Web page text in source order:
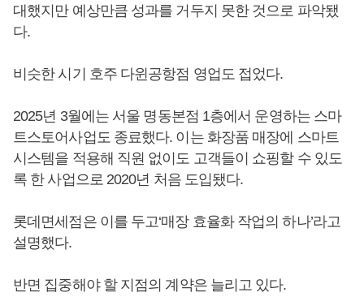
대했지만 예상만큼 성과를 거두지 못한 것으로 파악됐
다.
비슷한 시기 호주 다윈공항점 영업도 접었다.
2025년 3월에는 서울 명동본점 1층에서 운영하는 스마
트스토어사업도 종료했다. 이는 화장품 매장에 스마트
시스템을 적용해 직원 없이도 고객들이 쇼핑할 수 있도
록 한 사업으로 2020년 처음 도입됐다.
롯데면세점은 이를 두고‘매장 효율화 작업의 하나’라고
설명했다.
반면 집중해야 할 지점의 계약은 늘리고 있다.